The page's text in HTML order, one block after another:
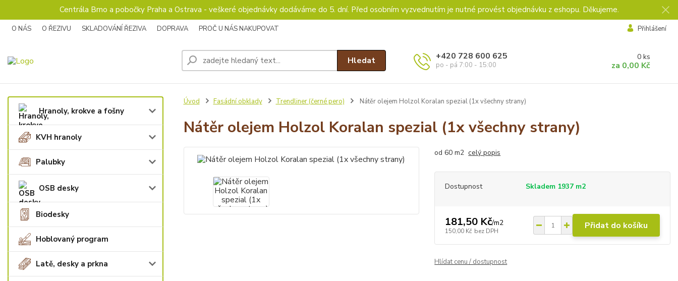
Centrála Brno a pobočky Praha a Ostrava - veškeré objednávky dodáváme do 5. dní. Před osobním vyzvednutím je nutné provést objednávku z eshopu. Děkujeme.
O NÁS O ŘEZIVU SKLADOVÁNÍ ŘEZIVA DOPRAVA PROČ U NÁS NAKUPOVAT Přihlášení
Hledat +420 728 600 625
po - pá 7:00 - 15:00
0 ks
za 0,00 Kč
Hranoly, krokve a fošny
KVH hranoly
Palubky
OSB desky
Biodesky
Hoblovaný program
Latě, desky a prkna
Úvod Fasádní obklady Trendliner (černé pero) Nátěr olejem Holzol Koralan spezial (1x všechny strany)
Nátěr olejem Holzol Koralan spezial (1x všechny strany)
od 60 m2celý popis
Dostupnost Skladem 1937 m2
181,50 Kč/m2
150,00 Kč bez DPH Přidat do košíku
Hlídat cenu / dostupnost